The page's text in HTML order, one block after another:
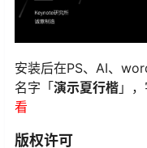
安装后在PS、AI、
名字「演示夏行楷 」
看
版权许可